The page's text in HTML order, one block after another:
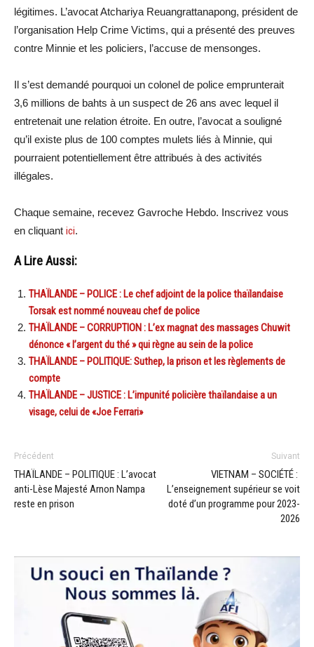
légitimes. L’avocat Atchariya Reuangrattanapong, président de
l’organisation Help Crime Victims, qui a présenté des preuves
contre Minnie et les policiers, l’accuse de mensonges.
Il s’est demandé pourquoi un colonel de police emprunterait
3,6 millions de bahts à un suspect de 26 ans avec lequel il
entretenait une relation étroite. En outre, l’avocat a souligné
qu’il existe plus de 100 comptes mulets liés à Minnie, qui
pourraient potentiellement être attribués à des activités
illégales.
Chaque semaine, recevez Gavroche Hebdo. Inscrivez vous
en cliquant ici.
A Lire Aussi:
THAÏLANDE – POLICE : Le chef adjoint de la police thaïlandaise
Torsak est nommé nouveau chef de police
THAÏLANDE – CORRUPTION : L’ex magnat des massages Chuwit
dénonce « l’argent du thé » qui règne au sein de la police
THAÏLANDE – POLITIQUE: Suthep, la prison et les règlements de
compte
THAÏLANDE – JUSTICE : L’impunité policière thaïlandaise a un
visage, celui de «Joe Ferrari»
Précédent
THAÏLANDE – POLITIQUE : L’avocat
anti-Lèse Majesté Arnon Nampa
reste en prison
Suivant
VIETNAM – SOCIÉTÉ :
L’enseignement supérieur se voit
doté d’un programme pour 2023-
2026